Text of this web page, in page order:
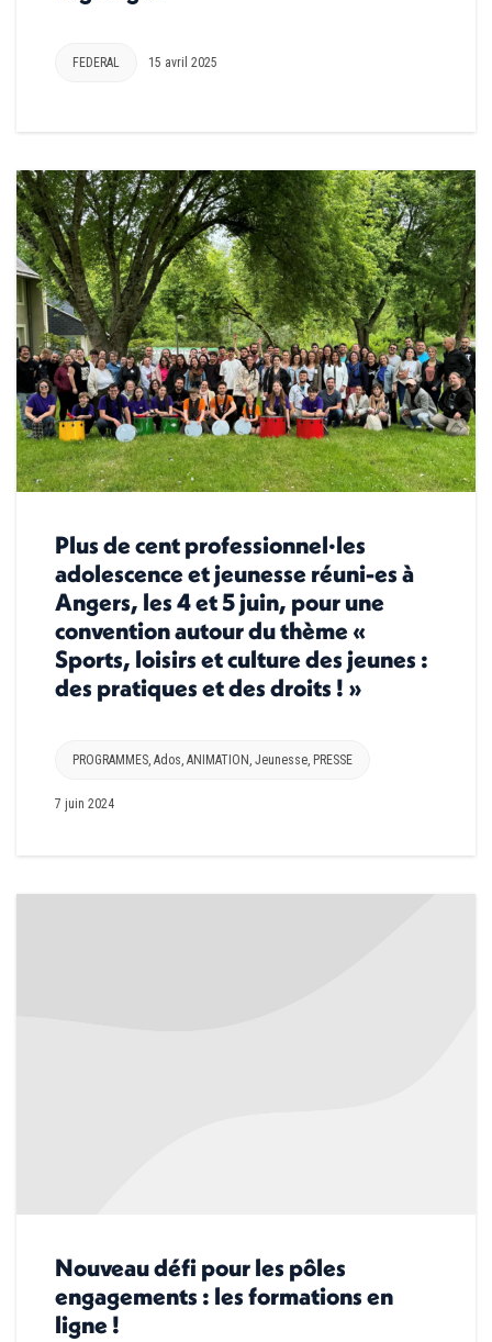
FEDERAL 15 avril 2025
Plus de cent professionnel·les
adolescence et jeunesse réuni-es à
Angers, les 4 et 5 juin, pour une
convention autour du thème «
Sports, loisirs et culture des jeunes :
des pratiques et des droits ! »
PROGRAMMES Ados ANIMATION Jeunesse PRESSE
7 juin 2024
Nouveau défi pour les pôles
engagements : les formations en
ligne !